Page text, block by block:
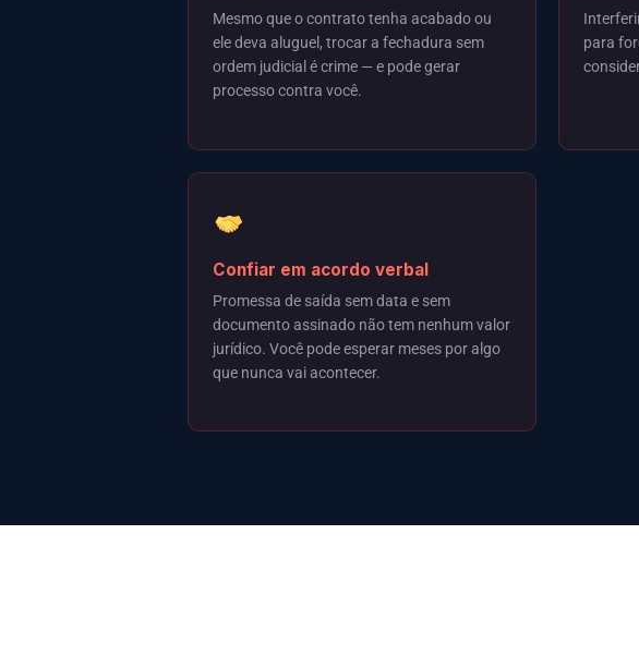
Mesmo que o contrato tenha acabado ou
ele deva aluguel, trocar a fechadura sem
ordem judicial é crime — e pode gerar
processo contra você.
para
Confiar em acordo verbal
Promessa de saída sem data e sem
documento assinado não tem nenhum valor
jurídico. Você pode esperar meses por algo
que nunca vai acontecer.